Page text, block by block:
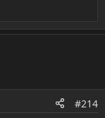
#214